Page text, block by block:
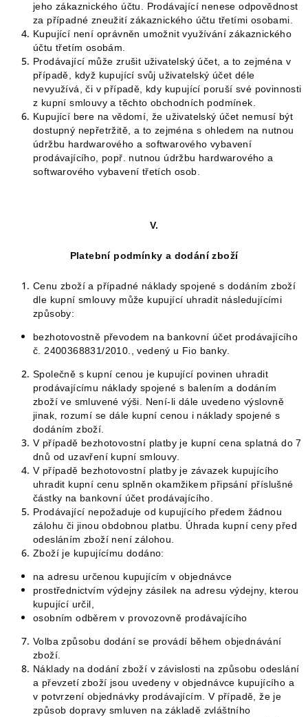
jeho zákaznického účtu. Prodávající nenese odpovědnost
za případné zneužití zákaznického účtu třetími osobami.
Kupující není oprávněn umožnit využívání zákaznického
účtu třetím osobám.
Prodávající může zrušit uživatelský účet, a to zejména v
případě, když kupující svůj uživatelský účet déle
nevyužívá, či v případě, kdy kupující poruší své povinnosti
z kupní smlouvy a těchto obchodních podmínek.
Kupující bere na vědomí, že uživatelský účet nemusí být
dostupný nepřetržitě, a to zejména s ohledem na nutnou
údržbu hardwarového a softwarového vybavení
prodávajícího, popř. nutnou údržbu hardwarového a
softwarového vybavení třetích osob.
V.
Platební podmínky a dodání zboží
Cenu zboží a případné náklady spojené s dodáním zboží
dle kupní smlouvy může kupující uhradit následujícími
způsoby:
bezhotovostně převodem na bankovní účet prodávajícího
č. 2400368831/2010., vedený u Fio banky.
Společně s kupní cenou je kupující povinen uhradit
prodávajícímu náklady spojené s balením a dodáním
zboží ve smluvené výši. Není-li dále uvedeno výslovně
jinak, rozumí se dále kupní cenou i náklady spojené s
dodáním zboží.
V případě bezhotovostní platby je kupní cena splatná do 7
dnů od uzavření kupní smlouvy.
V případě bezhotovostní platby je závazek kupujícího
uhradit kupní cenu splněn okamžikem připsání příslušné
částky na bankovní účet prodávajícího.
Prodávající nepožaduje od kupujícího předem žádnou
zálohu či jinou obdobnou platbu. Úhrada kupní ceny před
odesláním zboží není zálohou.
Zboží je kupujícímu dodáno:
na adresu určenou kupujícím v objednávce
prostřednictvím výdejny zásilek na adresu výdejny, kterou
kupující určil,
osobním odběrem v provozovně prodávajícího
Volba způsobu dodání se provádí během objednávání
zboží.
Náklady na dodání zboží v závislosti na způsobu odeslání
a převzetí zboží jsou uvedeny v objednávce kupujícího a
v potvrzení objednávky prodávajícím. V případě, že je
způsob dopravy smluven na základě zvláštního